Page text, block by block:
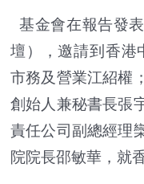
基金會在報告發
壇），邀請到香港
市務及營業江紹權
創始人兼秘書長張
責任公司副總經理
院院長邵敏華，就